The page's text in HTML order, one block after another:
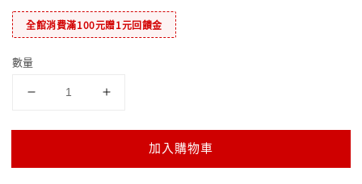
全館消費滿100元贈1元回饋金
數量
加入購物車